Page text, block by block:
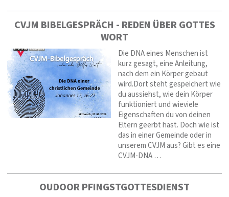
CVJM BIBELGESPRÄCH - REDEN ÜBER GOTTES
WORT
Die DNA eines Menschen ist
kurz gesagt, eine Anleitung,
nach dem ein Körper gebaut
wird.Dort steht gespeichert wie
du aussiehst, wie dein Körper
funktioniert und wieviele
Eigenschaften du von deinen
Eltern geerbt hast. Doch wie ist
das in einer Gemeinde oder in
unserem CVJM aus? Gibt es eine
CVJM-DNA …
OUDOOR PFINGSTGOTTESDIENST